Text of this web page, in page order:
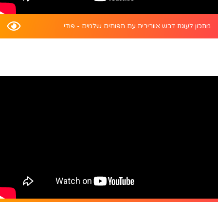
מתכון לעוגת דבש אוורירית עם תפוחים שלמים - פודי